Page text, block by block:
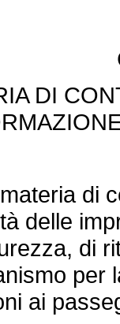
DI
di
delle
di
per
ai